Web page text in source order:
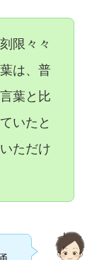
限々々
は、普
葉と比
いたと
ただけ